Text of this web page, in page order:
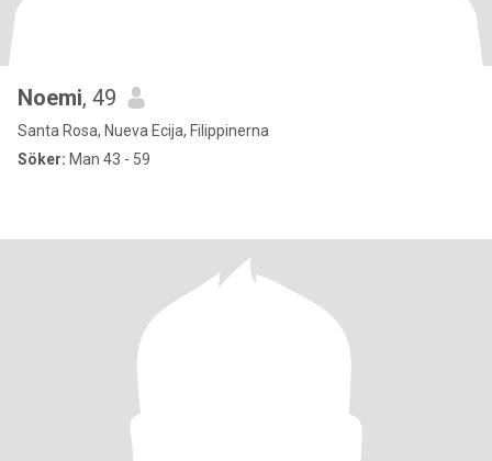
Noemi, 49
Santa Rosa, Nueva Ecija, Filippinerna
Söker: Man 43 - 59